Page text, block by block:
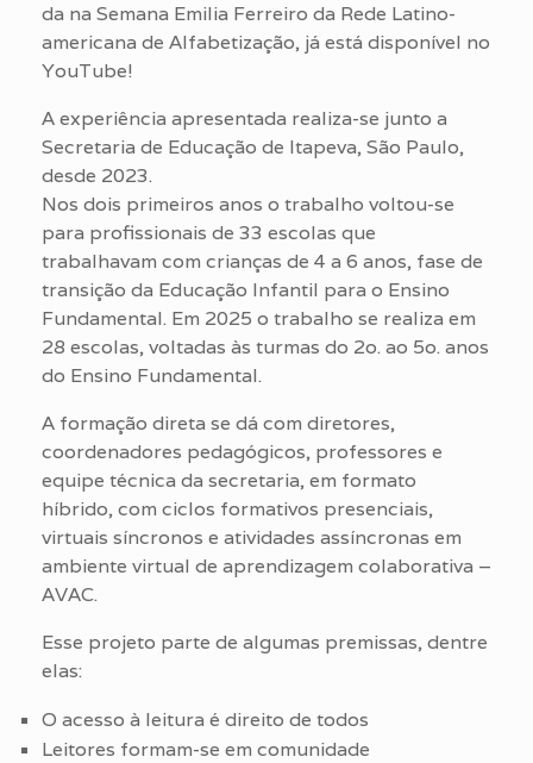
da na Semana Emilia Ferreiro da Rede Latino-
americana de Alfabetização, já está disponível no
YouTube!
A experiência apresentada realiza-se junto a
Secretaria de Educação de Itapeva, São Paulo,
desde 2023.
Nos dois primeiros anos o trabalho voltou-se
para profissionais de 33 escolas que
trabalhavam com crianças de 4 a 6 anos, fase de
transição da Educação Infantil para o Ensino
Fundamental. Em 2025 o trabalho se realiza em
28 escolas, voltadas às turmas do 2o. ao 5o. anos
do Ensino Fundamental.
A formação direta se dá com diretores,
coordenadores pedagógicos, professores e
equipe técnica da secretaria, em formato
híbrido, com ciclos formativos presenciais,
virtuais síncronos e atividades assíncronas em
ambiente virtual de aprendizagem colaborativa –
AVAC.
Esse projeto parte de algumas premissas, dentre
elas:
O acesso à leitura é direito de todos
Leitores formam-se em comunidade